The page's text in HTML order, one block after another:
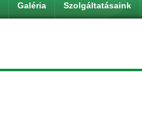
Galéria Szolgáltatásaink